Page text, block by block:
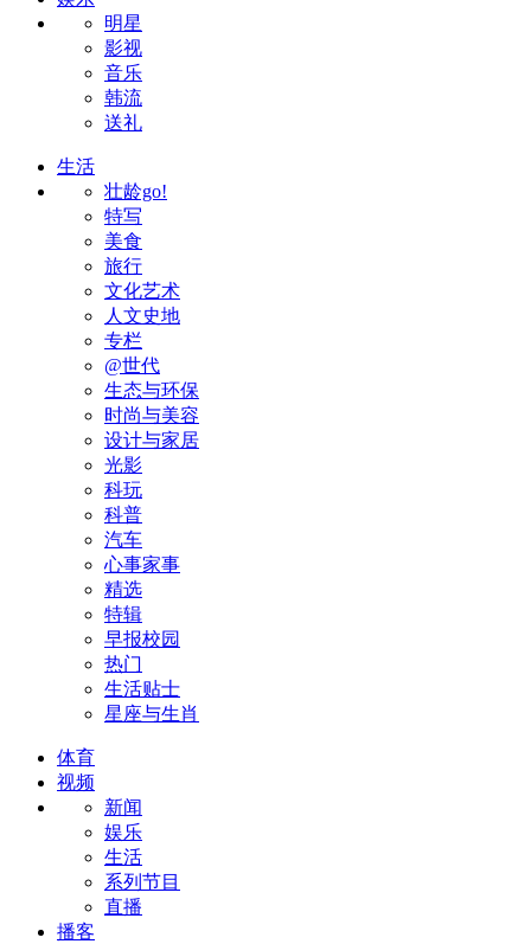
明星
影视
音乐
韩流
送礼
生活
壮龄go!
特写
美食
旅行
文化艺术
人文史地
专栏
@世代
生态与环保
时尚与美容
设计与家居
光影
科玩
科普
汽车
心事家事
精选
特辑
早报校园
热门
生活贴士
星座与生肖
体育
视频
新闻
娱乐
生活
系列节目
直播
播客